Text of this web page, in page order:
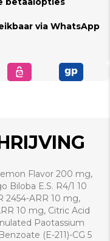
via WhatsApp
Flavor 200 mg,
Biloba E.S. R4/1 10
2454-ARR 10 mg,
10 mg, Citric Acid
Paotassium
(E-211)-CG 5